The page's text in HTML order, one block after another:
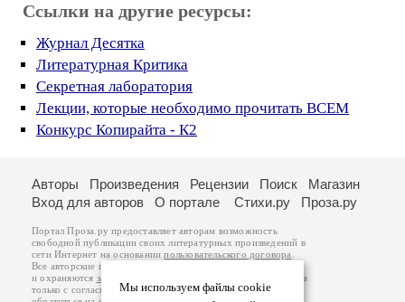
Ссылки на другие ресурсы:
Журнал Десятка
Литературная Критика
Секретная лаборатория
Лекции, которые необходимо прочитать ВСЕМ
Конкурс Копирайта - К2
Мы используем файлы cookie
Авторы Произведения Рецензии Поиск
Магазин
Вход для авторов
О портале Стихи.ру Проза.ру
Портал Проза.ру предоставляет авторам возможность
свободной публикации своих литературных произведений в
сети Интернет на основаниипользовательского договора
Все авторские права на произведения принадлежат авторам
и охраняются законом
. Перепечатка произведений возможна
только с согласия его автора, к которому вы можете